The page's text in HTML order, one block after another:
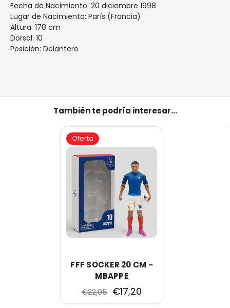
Fecha de Nacimiento: 20 diciembre 1998
Lugar de Nacimiento: París (Francia)
Altura: 178 cm
Dorsal: 10
Posición: Delantero
También te podría interesar...
Oferta
FFF SOCKER 20 CM -
MBAPPE
€22,95 €17,20